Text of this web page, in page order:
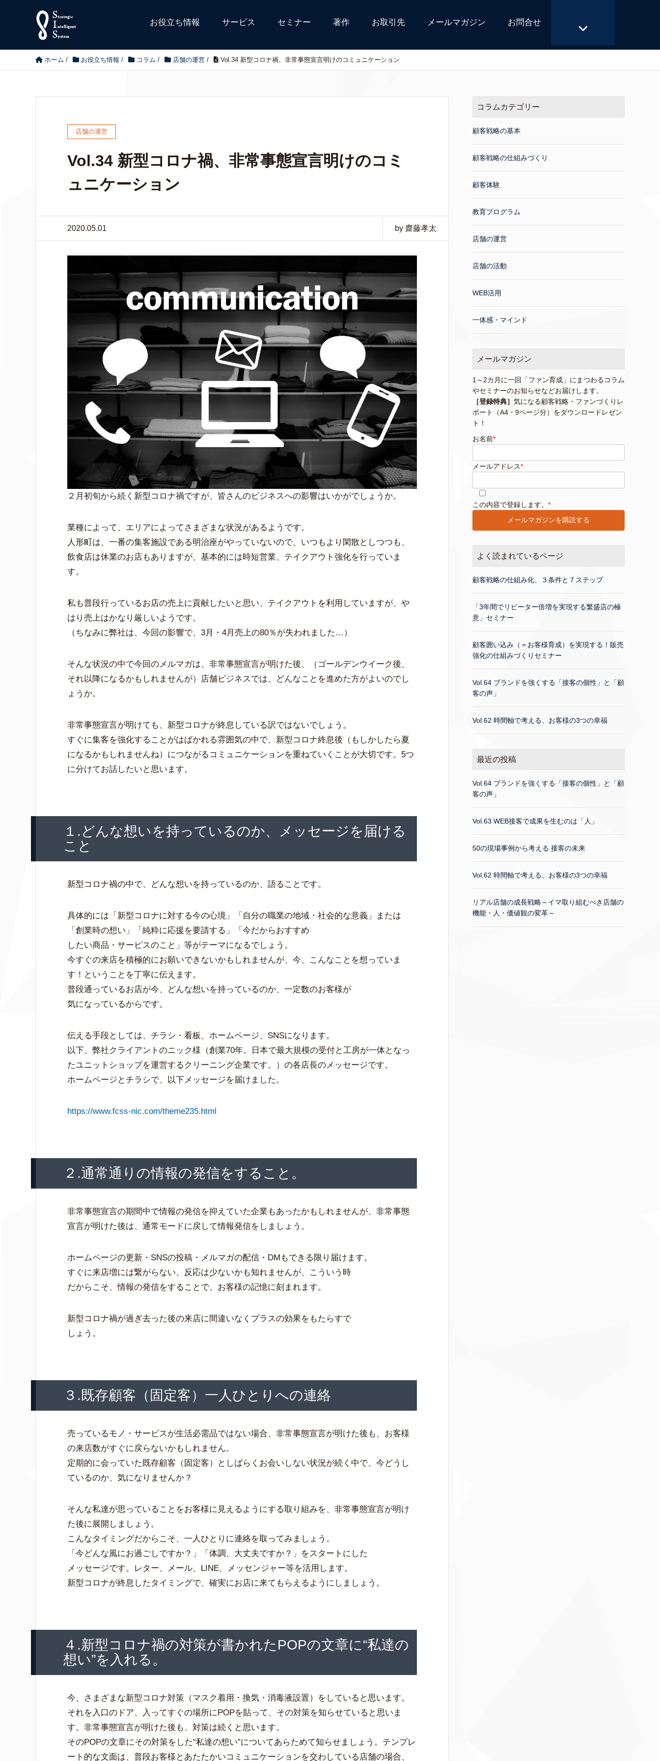
お役立ち情報 サービス セミナー 著作 お取引先 メールマガジン お問合せ
ホーム / お役立ち情報 / コラム / 店舗の運営 / Vol.34 新型コロナ禍、非常事態宣言明けのコミュニケーション
店舗の運営
Vol.34 新型コロナ禍、非常事態宣言明けのコミ
ュニケーション
2020.05.01 by 齋藤孝太
２月初旬から続く新型コロナ禍ですが、皆さんのビジネスへの影響はいかがでしょうか。
業種によって、エリアによってさまざまな状況があるようです。
人形町は、一番の集客施設である明治座がやっていないので、いつもより閑散としつつも、
飲食店は休業のお店もありますが、基本的には時短営業、テイクアウト強化を行っていま
す。
私も普段行っているお店の売上に貢献したいと思い、テイクアウトを利用していますが、や
はり売上はかなり厳しいようです。
（ちなみに弊社は、今回の影響で、3月・4月売上の80％が失われました…）
そんな状況の中で今回のメルマガは、非常事態宣言が明けた後、（ゴールデンウイーク後、
それ以降になるかもしれませんが）店舗ビジネスでは、どんなことを進めた方がよいのでし
ょうか。
非常事態宣言が明けても、新型コロナが終息している訳ではないでしょう。
すぐに集客を強化することがはばかれる雰囲気の中で、新型コロナ終息後（もしかしたら夏
になるかもしれませんね）につながるコミュニケーションを重ねていくことが大切です。5つ
に分けてお話したいと思います。
１.どんな想いを持っているのか、メッセージを届ける
こと
新型コロナ禍の中で、どんな想いを持っているのか、語ることです。
具体的には「新型コロナに対する今の心境」「自分の職業の地域・社会的な意義」または
「創業時の想い」「純粋に応援を要請する」「今だからおすすめ
したい商品・サービスのこと」等がテーマになるでしょう。
今すぐの来店を積極的にお願いできないかもしれませんが、今、こんなことを想っていま
す！ということを丁寧に伝えます。
普段通っているお店が今、どんな想いを持っているのか、一定数のお客様が
気になっているからです。
伝える手段としては、チラシ・看板、ホームページ、SNSになります。
以下、弊社クライアントのニック様（創業70年。日本で最大規模の受付と工房が一体となっ
たユニットショップを運営するクリーニング企業です。）の各店長のメッセージです。
ホームページとチラシで、以下メッセージを届けました。
https://www.fcss-nic.com/theme235.html
２.通常通りの情報の発信をすること。
非常事態宣言の期間中で情報の発信を抑えていた企業もあったかもしれませんが、非常事態
宣言が明けた後は、通常モードに戻して情報発信をしましょう。
ホームページの更新・SNSの投稿・メルマガの配信・DMもできる限り届けます。
すぐに来店増には繋がらない、反応は少ないかも知れませんが、こういう時
だからこそ、情報の発信をすることで、お客様の記憶に刻まれます。
新型コロナ禍が過ぎ去った後の来店に間違いなくプラスの効果をもたらすで
しょう。
３.既存顧客（固定客）一人ひとりへの連絡
売っているモノ・サービスが生活必需品ではない場合、非常事態宣言が明けた後も、お客様
の来店数がすぐに戻らないかもしれません。
定期的に会っていた既存顧客（固定客）としばらくお会いしない状況が続く中で、今どうし
ているのか、気になりませんか？
そんな私達が思っていることをお客様に見えるようにする取り組みを、非常事態宣言が明け
た後に展開しましょう。
こんなタイミングだからこそ、一人ひとりに連絡を取ってみましょう。
「今どんな風にお過ごしですか？」「体調、大丈夫ですか？」をスタートにした
メッセージです。レター、メール、LINE、メッセンジャー等を活用します。
新型コロナが終息したタイミングで、確実にお店に来てもらえるようにしましょう。
４.新型コロナ禍の対策が書かれたPOPの文章に“私達の
想い”を入れる。
今、さまざまな新型コロナ対策（マスク着用・換気・消毒液設置）をしていると思います。
それを入口のドア、入ってすぐの場所にPOPを貼って、その対策を知らせていると思いま
す。非常事態宣言が明けた後も、対策は続くと思います。
そのPOPの文章にその対策をした“私達の想い”についてあらためて知らせましょう。テンプレ
ート的な文面は、普段お客様とあたたかいコミュニケーションを交わしている店舗の場合、
コラムカテゴリー
顧客戦略の基本
顧客戦略の仕組みづくり
顧客体験
教育プログラム
店舗の運営
店舗の活動
WEB活用
一体感・マインド
メールマガジン
1～2カ月に一回「ファン育成」にまつわるコラム
やセミナーのお知らせなどお届けします。
［登録特典］ 気になる顧客戦略・ファンづくりレ
ポート（A4・9ページ分）をダウンロードレゼン
ト！
お名前*
メールアドレス*
このフィールドは空のままにしてください。
この内容で登録します。 *
よく読まれているページ
顧客戦略の仕組み化、３条件と７ステップ
「3年間でリピーター倍増を実現する繁盛店の極
意」セミナー
顧客囲い込み（＝お客様育成）を実現する！販売
強化の仕組みづくりセミナー
Vol.64 ブランドを強くする「接客の個性」と「顧
客の声」
Vol.62 時間軸で考える、お客様の3つの幸福
最近の投稿
Vol.64 ブランドを強くする「接客の個性」と「顧
客の声」
Vol.63 WEB接客で成果を生むのは「人」
50の現場事例から考える 接客の未来
Vol.62 時間軸で考える、お客様の3つの幸福
リアル店舗の成長戦略～イマ取り組むべき店舗の
機能・人・価値観の変革～